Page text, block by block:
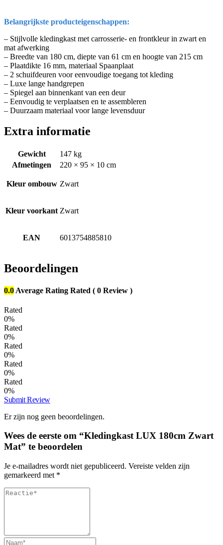
Belangrijkste producteigenschappen:
– Stijlvolle kledingkast met carrosserie- en frontkleur in zwart en
mat afwerking
– Breedte van 180 cm, diepte van 61 cm en hoogte van 215 cm
– Plaatdikte 16 mm, materiaal Spaanplaat
– 2 schuifdeuren voor eenvoudige toegang tot kleding
– Luxe lange handgrepen
– Spiegel aan binnenkant van een deur
– Eenvoudig te verplaatsen en te assembleren
– Duurzaam materiaal voor lange levensduur
Extra informatie
Gewicht
147 kg
Afmetingen
220 × 95 × 10 cm
Kleur ombouw Zwart
Kleur voorkant Zwart
EAN 6013754885810
Beoordelingen
0.0 Average Rating Rated ( 0 Review )
Rated
0%
Rated
0%
Rated
0%
Rated
0%
Rated
0%
Submit Review
Er zijn nog geen beoordelingen.
Wees de eerste om “Kledingkast LUX 180cm Zwart
Mat” te beoordelen
Je e-mailadres wordt niet gepubliceerd. Vereiste velden zijn
gemarkeerd met *